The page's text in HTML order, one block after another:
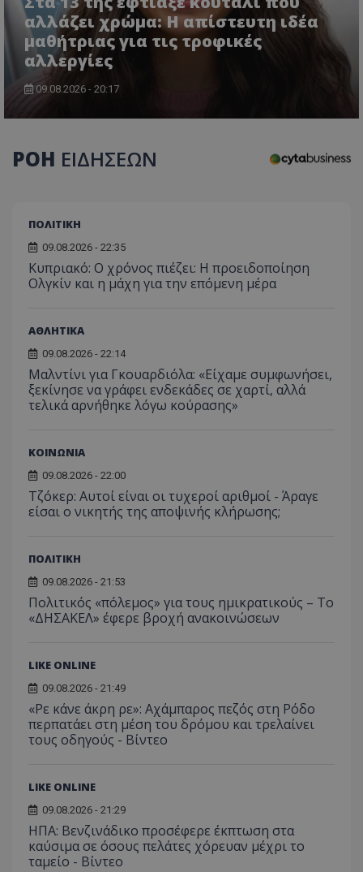
αλλάζει χρώμα: Η απίστευτη ιδέα
μαθήτριας για τις τροφικές
αλλεργίες
09.08.2026 - 20:17
ΡΟΗ ΕΙΔΗΣΕΩΝ
ΠΟΛΙΤΙΚΗ
09.08.2026 - 22:35
Κυπριακό: Ο χρόνος πιέζει: Η προειδοποίηση
Ολγκίν και η μάχη για την επόμενη μέρα
ΑΘΛΗΤΙΚΑ
09.08.2026 - 22:14
Μαλντίνι για Γκουαρδιόλα: «Είχαμε συμφωνήσει,
ξεκίνησε να γράφει ενδεκάδες σε χαρτί, αλλά
τελικά αρνήθηκε λόγω κούρασης»
ΚΟΙΝΩΝΙΑ
09.08.2026 - 22:00
Τζόκερ: Αυτοί είναι οι τυχεροί αριθμοί - Άραγε
είσαι ο νικητής της αποψινής κλήρωσης;
ΠΟΛΙΤΙΚΗ
09.08.2026 - 21:53
Πολιτικός «πόλεμος» για τους ημικρατικούς – Το
«ΔΗΣΑΚΕΛ» έφερε βροχή ανακοινώσεων
LIKE ONLINE
09.08.2026 - 21:49
«Ρε κάνε άκρη ρε»: Αχάμπαρος πεζός στη Ρόδο
περπατάει στη μέση του δρόμου και τρελαίνει
τους οδηγούς - Βίντεο
LIKE ONLINE
09.08.2026 - 21:29
ΗΠΑ: Βενζινάδικο προσέφερε έκπτωση στα
καύσιμα σε όσους πελάτες χόρευαν μέχρι το
ταμείο - Βίντεο
έχουν
μήνας
από